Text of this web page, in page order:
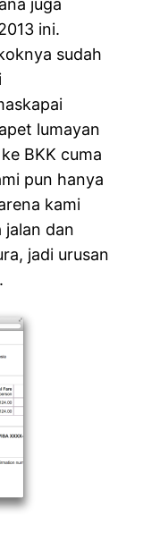
juga
ini.
sudah
lumayan
BKK cuma
pun hanya
kami
jalan dan
jadi urusan